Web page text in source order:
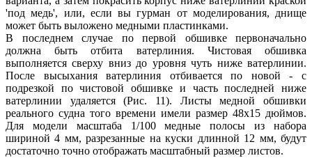
'под медь', или, если вы гурман от моделирования, днище
может быть выложено медными пластинками.
В последнем случае по первой обшивке первоначально
должна быть отбита ватерлиния. Чистовая обшивка
выполняется сверху вниз до уровня чуть ниже ватерлинии.
После высыхания ватерлиния отбивается по новой - с
подрезкой по чистовой обшивке и часть последней ниже
ватерлинии удаляется (Рис. 11). Листы медной обшивки
реального судна того времени имели размер 48х15 дюймов.
Для модели масштаба 1/100 медные полосы из набора
шириной 4 мм, разрезанные на куски длинной 12 мм, будут
достаточно точно отображать масштабный размер листов.